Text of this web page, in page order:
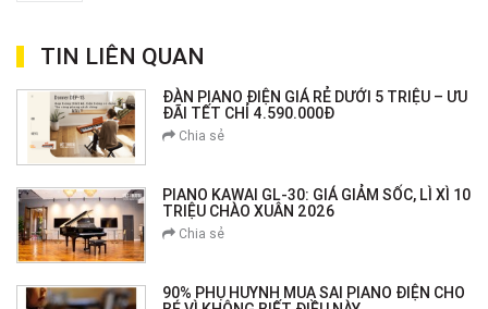
TIN LIÊN QUAN
ĐÀN PIANO ĐIỆN GIÁ RẺ DƯỚI 5 TRIỆU – ƯU
ĐÃI TẾT CHỈ 4.590.000Đ
Chia sẻ
PIANO KAWAI GL-30: GIÁ GIẢM SỐC, LÌ XÌ 10
TRIỆU CHÀO XUÂN 2026
Chia sẻ
90% PHỤ HUYNH MUA SAI PIANO ĐIỆN CHO